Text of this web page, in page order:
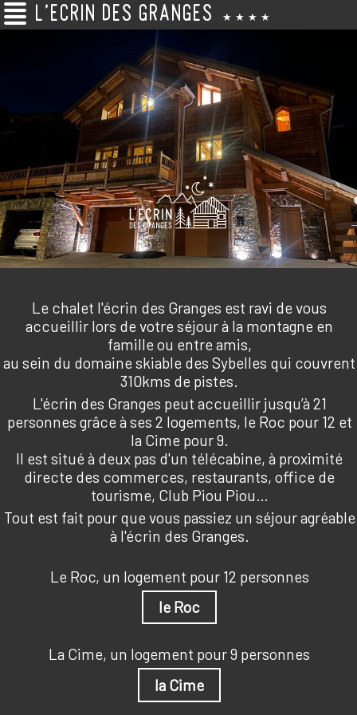
L'ECRIN DES GRANGES ★ ★ ★ ★
Le chalet l'écrin des Granges est ravi de vous
accueillir lors de votre séjour à la montagne en
famille ou entre amis,
au sein du domaine skiable des Sybelles qui couvrent
310kms de pistes.
L'écrin des Granges peut accueillir jusqu’à 21
personnes grâce à ses 2 logements, le Roc pour 12 et
la Cime pour 9.
Il est situé à deux pas d'un télécabine, à proximité
directe des commerces, restaurants, office de
tourisme, Club Piou Piou…
Tout est fait pour que vous passiez un séjour agréable
à l'écrin des Granges.
Le Roc, un logement pour 12 personnes
le Roc
La Cime, un logement pour 9 personnes
la Cime